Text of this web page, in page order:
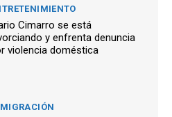
Cimarro se está
y enfrenta denuncia
violencia doméstica